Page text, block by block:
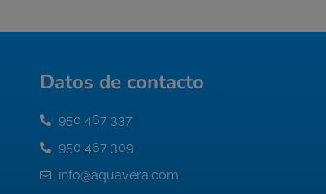
Datos de contacto
950 467 337
950 467 309
info@aquavera.com